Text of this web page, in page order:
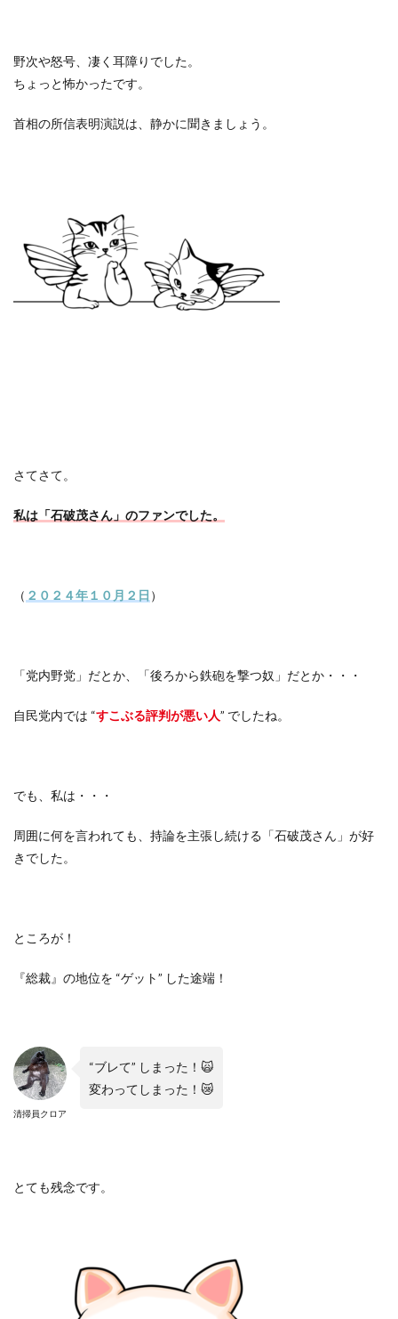
野次や怒号、凄く耳障りでした。
ちょっと怖かったです。
首相の所信表明演説は、静かに聞きましょう。
さてさて。
私は「石破茂さん」のファンでした。
（ ２０２４年１０月２日 ）
「党内野党」だとか、「後ろから鉄砲を撃つ奴」だとか・・・
自民党内では “すこぶる評判が悪い人” でしたね。
でも、私は・・・
周囲に何を言われても、持論を主張し続ける「石破茂さん」が好
きでした。
ところが！
『総裁』の地位を “ゲット” した途端！
清掃員クロア
“ブレて” しまった！🙀
変わってしまった！😿
とても残念です。